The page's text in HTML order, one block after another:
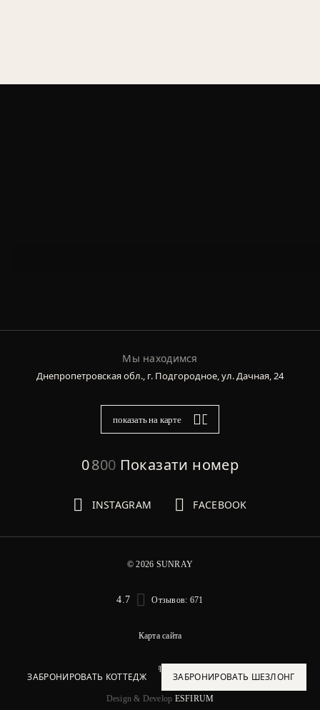
ЗАБРОНИРОВАТЬ КОТТЕДЖ ЗАБРОНИРОВАТЬ ШЕЗЛОНГ
Мы находимся
Днепропетровская обл., г. Подгородное, ул. Дачная, 24
показать на карте
0800 Показати номер
INSTAGRAM FACEBOOK
© 2026 SUNRAY
4.7 Отзывов: 671
Карта сайта
Правила пребывания
Design & Develop ESFIRUM